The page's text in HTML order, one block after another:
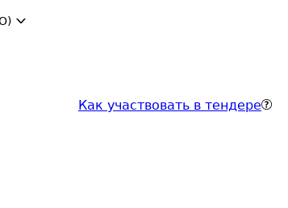
Как участвовать в тендере